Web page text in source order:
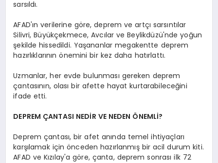
sarsıldı.
AFAD'ın verilerine göre, deprem ve artçı sarsıntılar
Silivri, Büyükçekmece, Avcılar ve Beylikdüzü'nde yoğun
şekilde hissedildi. Yaşananlar megakentte deprem
hazırlıklarının önemini bir kez daha hatırlattı.
Uzmanlar, her evde bulunması gereken deprem
çantasının, olası bir afette hayat kurtarabileceğini
ifade etti.
DEPREM ÇANTASI NEDİR VE NEDEN ÖNEMLİ?
Deprem çantası, bir afet anında temel ihtiyaçları
karşılamak için önceden hazırlanmış bir acil durum kiti.
AFAD ve Kızılay'a göre, çanta, deprem sonrası ilk 72